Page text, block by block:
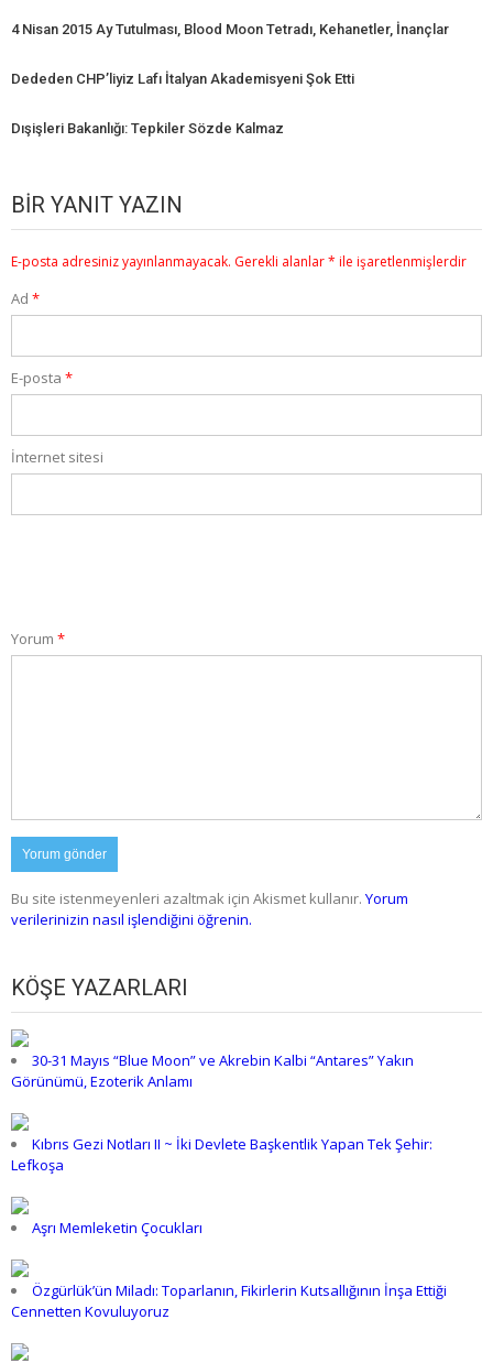
4 Nisan 2015 Ay Tutulması, Blood Moon Tetradı, Kehanetler, İnançlar
Dededen CHP’liyiz Lafı İtalyan Akademisyeni Şok Etti
Dışişleri Bakanlığı: Tepkiler Sözde Kalmaz
BIR YANIT YAZIN
E-posta adresiniz yayınlanmayacak. Gerekli alanlar* ile işaretlenmişlerdir
Ad *
E-posta *
İnternet sitesi
Yorum *
Bu site istenmeyenleri azaltmak için Akismet kullanır. Yorum
verilerinizin nasıl işlendiğini öğrenin.
KÖŞE YAZARLARI
30-31 Mayıs “Blue Moon” ve Akrebin Kalbi “Antares” Yakın
Görünümü, Ezoterik Anlamı
Kıbrıs Gezi Notları II ~ İki Devlete Başkentlik Yapan Tek Şehir:
Lefkoşa
Aşrı Memleketin Çocukları
Özgürlük’ün Miladı: Toparlanın, Fikirlerin Kutsallığının İnşa Ettiği
Cennetten Kovuluyoruz